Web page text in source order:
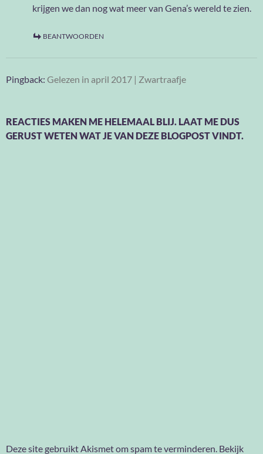
krijgen we dan nog wat meer van Gena’s wereld te zien.
BEANTWOORDEN
Pingback: Gelezen in april 2017 | Zwartraafje
REACTIES MAKEN ME HELEMAAL BLIJ. LAAT ME DUS
GERUST WETEN WAT JE VAN DEZE BLOGPOST VINDT.
Deze site gebruikt Akismet om spam te verminderen. Bekijk